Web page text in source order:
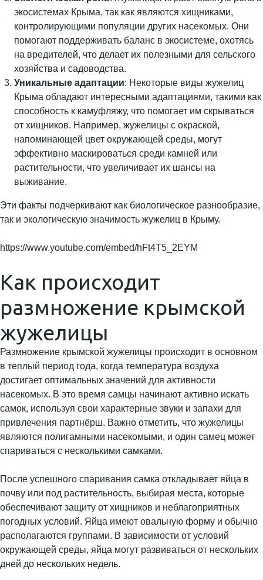
экосистемах Крыма, так как являются хищниками,
контролирующими популяции других насекомых. Они
помогают поддерживать баланс в экосистеме, охотясь
на вредителей, что делает их полезными для сельского
хозяйства и садоводства.
Уникальные адаптации: Некоторые виды жужелиц
Крыма обладают интересными адаптациями, такими как
способность к камуфляжу, что помогает им скрываться
от хищников. Например, жужелицы с окраской,
напоминающей цвет окружающей среды, могут
эффективно маскироваться среди камней или
растительности, что увеличивает их шансы на
выживание.
Эти факты подчеркивают как биологическое разнообразие,
так и экологическую значимость жужелиц в Крыму.
https://www.youtube.com/embed/hFt4T5_2EYM
Как происходит
размножение крымской
жужелицы
Размножение крымской жужелицы происходит в основном
в теплый период года, когда температура воздуха
достигает оптимальных значений для активности
насекомых. В это время самцы начинают активно искать
самок, используя свои характерные звуки и запахи для
привлечения партнёрш. Важно отметить, что жужелицы
являются полигамными насекомыми, и один самец может
спариваться с несколькими самками.
После успешного спаривания самка откладывает яйца в
почву или под растительность, выбирая места, которые
обеспечивают защиту от хищников и неблагоприятных
погодных условий. Яйца имеют овальную форму и обычно
располагаются группами. В зависимости от условий
окружающей среды, яйца могут развиваться от нескольких
дней до нескольких недель.